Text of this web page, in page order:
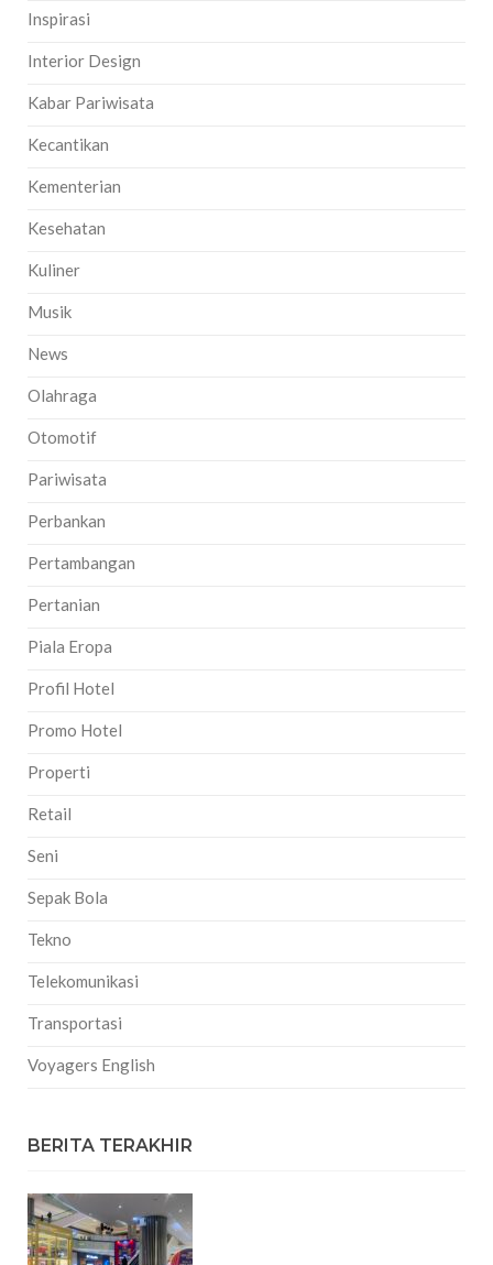
Inspirasi
Interior Design
Kabar Pariwisata
Kecantikan
Kementerian
Kesehatan
Kuliner
Musik
News
Olahraga
Otomotif
Pariwisata
Perbankan
Pertambangan
Pertanian
Piala Eropa
Profil Hotel
Promo Hotel
Properti
Retail
Seni
Sepak Bola
Tekno
Telekomunikasi
Transportasi
Voyagers English
BERITA TERAKHIR